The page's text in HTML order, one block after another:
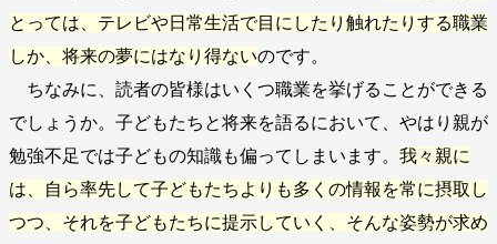
とっては、テレビや日常生活で目にしたり触れたりする職業
しか、将来の夢にはなり得ないのです。
ちなみに、読者の皆様はいくつ職業を挙げることができる
でしょうか。子どもたちと将来を語るにおいて、やはり親が
勉強不足では子どもの知識も偏ってしまいます。 我々親に
は、自ら率先して子どもたちよりも多くの情報を常に摂取し
つつ、それを子どもたちに提示していく、そんな姿勢が求め